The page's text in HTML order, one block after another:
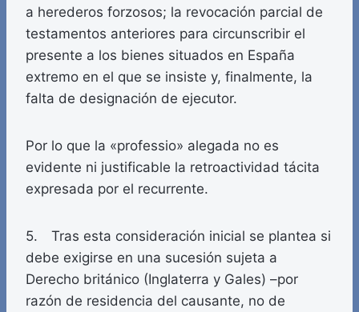
a herederos forzosos; la revocación parcial de
testamentos anteriores para circunscribir el
presente a los bienes situados en España
extremo en el que se insiste y, finalmente, la
falta de designación de ejecutor.
Por lo que la «professio» alegada no es
evidente ni justificable la retroactividad tácita
expresada por el recurrente.
5. Tras esta consideración inicial se plantea si
debe exigirse en una sucesión sujeta a
Derecho británico (Inglaterra y Gales) –por
razón de residencia del causante, no de